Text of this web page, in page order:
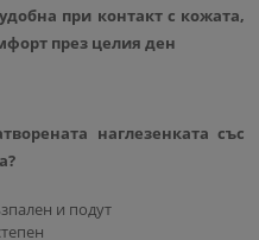
при контакт с кожата,
през целия ден
наглезенката със
и подут